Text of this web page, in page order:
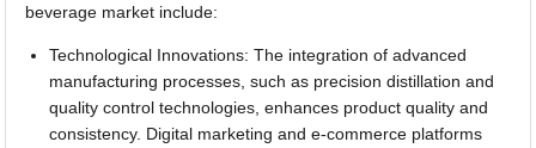
beverage market include:
Technological Innovations: The integration of advanced
manufacturing processes, such as precision distillation and
quality control technologies, enhances product quality and
consistency. Digital marketing and e-commerce platforms